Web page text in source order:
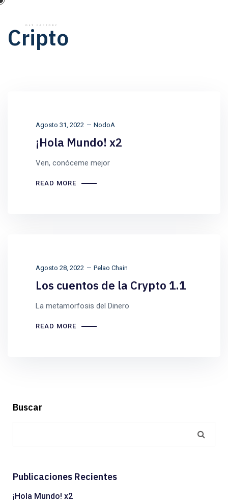
Cripto
Agosto 31, 2022 NodoA
¡Hola Mundo! x2
Ven, conóceme mejor
READ MORE
Agosto 28, 2022 Pelao Chain
Los cuentos de la Crypto 1.1
La metamorfosis del Dinero
READ MORE
Buscar
Publicaciones Recientes
¡Hola Mundo! x2